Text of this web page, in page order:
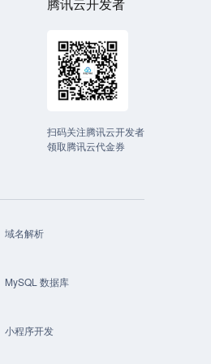
扫码关注腾讯云开发者
领取腾讯云代金券
域名解析
MySQL 数据库
小程序开发